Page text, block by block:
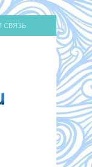
СВЯЗЬ